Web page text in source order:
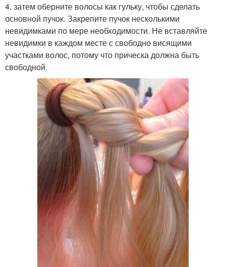
4. затем оберните волосы как гульку, чтобы сделать
основной пучок. Закрепите пучок несколькими
невидимками по мере необходимости. Не вставляйте
невидимки в каждом месте с свободно висящими
участками волос, потому что прическа должна быть
свободной.